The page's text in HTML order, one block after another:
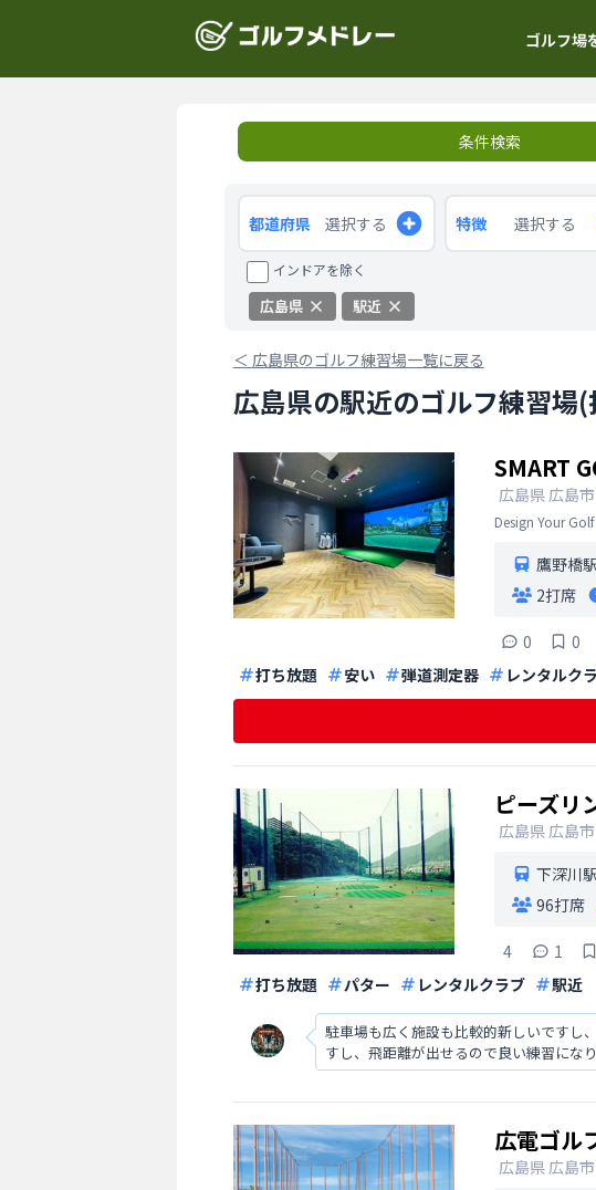
ゴルフ場
条件検索
都道府県 選択する 特徴 選択する
インドアを除く
広島県 駅近
＜ 広島県のゴルフ練習場一覧に戻る
広島県の駅近のゴルフ練習場
SMART
広島県 広島市
Design Your
鷹野橋
2打席
0
0
打ち放題
安い 弾道測定器 レンタルク
ピーズリ
広島県 広島市
下深川
96打席
4 1
打ち放題
パター レンタルクラブ 駅近
駐車場も広く施設も比較的新しいですし
すし、飛距離が出せるので良い練習にな
広電ゴル
広島県 広島市